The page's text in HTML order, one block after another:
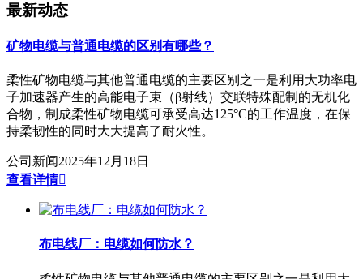
最新动态
矿物电缆与普通电缆的区别有哪些？
柔性矿物电缆与其他普通电缆的主要区别之一是利用大功率电
子加速器产生的高能电子束（β射线）交联特殊配制的无机化
合物，制成柔性矿物电缆可承受高达125°C的工作温度，在保
持柔韧性的同时大大提高了耐火性。
公司新闻2025年12月18日
查看详情
布电线厂：电缆如何防水？